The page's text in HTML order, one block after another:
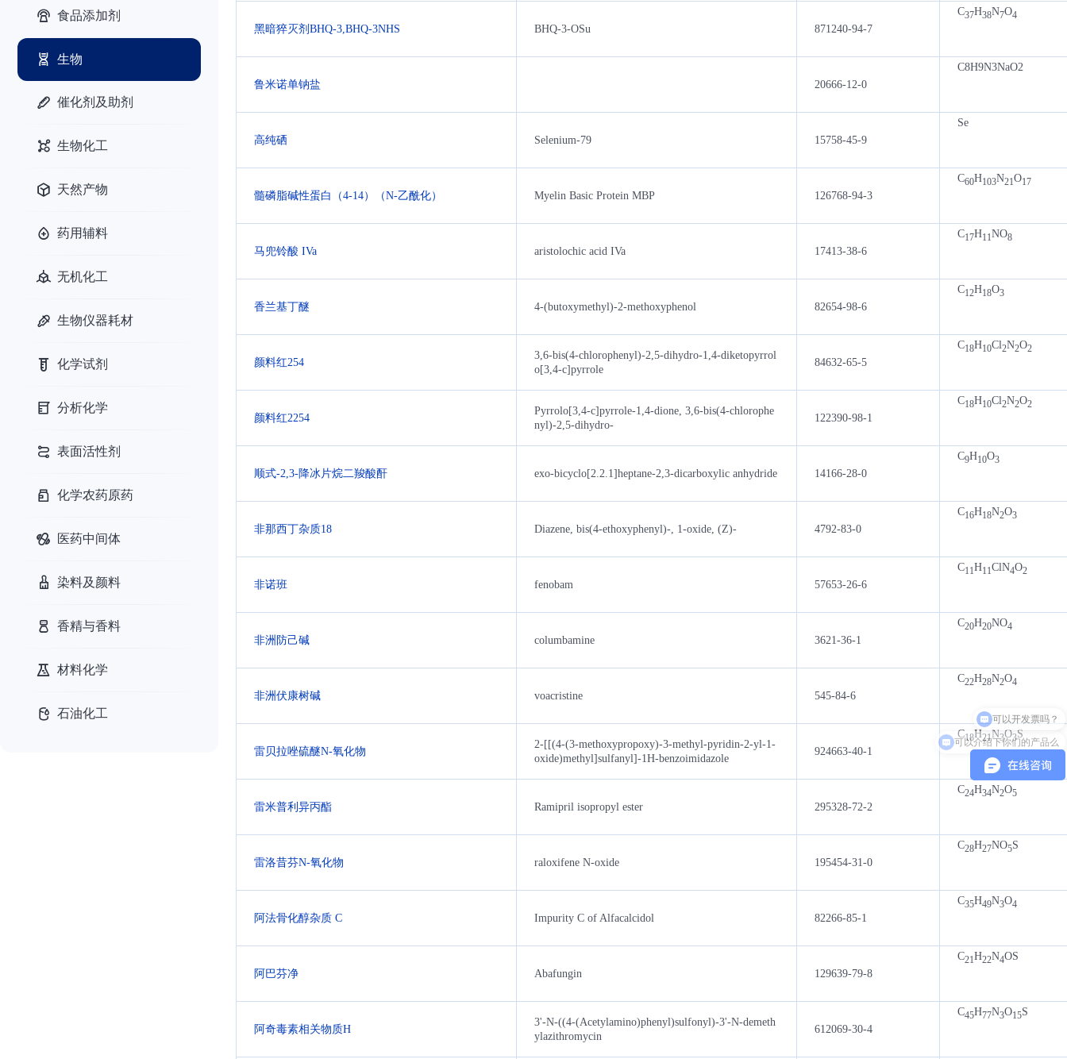
食品添加剂
生物
催化剂及助剂
生物化工
天然产物
药用辅料
无机化工
生物仪器耗材
化学试剂
分析化学
表面活性剂
化学农药原药
医药中间体
染料及颜料
香精与香料
材料化学
石油化工
黑暗猝灭剂BHQ-3,BHQ-3NHS BHQ-3-OSu 871240-94-7
C37H38N7O4
鲁米诺单钠盐 20666-12-0
C8H9N3NaO2
高纯硒 Selenium-79 15758-45-9
Se
髓磷脂碱性蛋白（4-14）（N-乙酰化） Myelin Basic Protein MBP 126768-94-3
C60H103N21O17
马兜铃酸 IVa aristolochic acid IVa 17413-38-6
C17H11NO8
香兰基丁醚 4-(butoxymethyl)-2-methoxyphenol 82654-98-6
C12H18O3
颜料红254
3,6-bis(4-chlorophenyl)-2,5-dihydro-1,4-diketopyrrol
o[3,4-c]pyrrole
84632-65-5
C18H10Cl2N2O2
颜料红2254
Pyrrolo[3,4-c]pyrrole-1,4-dione, 3,6-bis(4-chlorophe
nyl)-2,5-dihydro-
122390-98-1
C18H10Cl2N2O2
顺式-2,3-降冰片烷二羧酸酐 exo-bicyclo[2.2.1]heptane-2,3-dicarboxylic anhydride 14166-28-0
C9H10O3
非那西丁杂质18 Diazene, bis(4-ethoxyphenyl)-, 1-oxide, (Z)- 4792-83-0
C16H18N2O3
非诺班 fenobam 57653-26-6
C11H11ClN4O2
非洲防己碱 columbamine 3621-36-1
C20H20NO4
非洲伏康树碱 voacristine 545-84-6
C22H28N2O4
雷贝拉唑硫醚N-氧化物
2-[[(4-(3-methoxypropoxy)-3-methyl-pyridin-2-yl-1-
oxide)methyl]sulfanyl]-1H-benzoimidazole
924663-40-1
C18H21N3O3S
雷米普利异丙酯 Ramipril isopropyl ester 295328-72-2
C24H34N2O5
雷洛昔芬N-氧化物 raloxifene N-oxide 195454-31-0
C28H27NO5S
阿法骨化醇杂质 C Impurity C of Alfacalcidol 82266-85-1
C35H49N3O4
阿巴芬净 Abafungin 129639-79-8
C21H22N4OS
阿奇毒素相关物质H
3'-N-((4-(Acetylamino)phenyl)sulfonyl)-3'-N-demeth
ylazithromycin
612069-30-4
C45H77N3O15S
可以介绍下你们的产品么